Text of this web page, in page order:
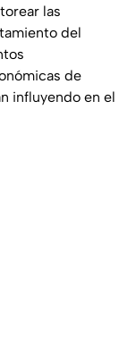
las
del
de
influyendo en el